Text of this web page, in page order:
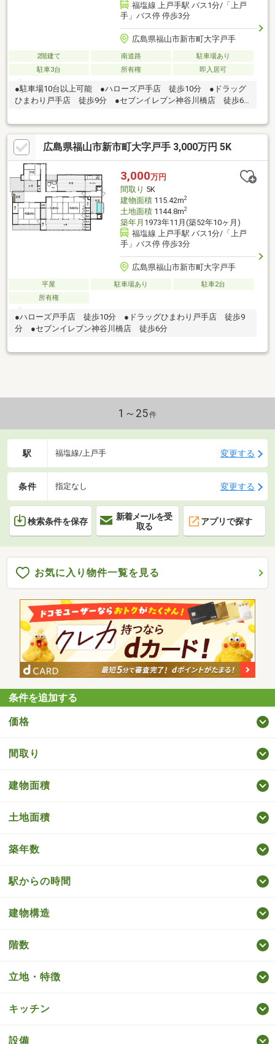
福塩線 上戸手駅 バス1分/「上戸
手」バス停 停歩3分
広島県福山市新市町大字戸手
2階建て 南道路
駐車場あり
駐車3台
所有権 即入居可
●駐車場10台以上可能 ●ハローズ戸手店 徒歩10分 ●ドラッグ
ひまわり戸手店 徒歩9分 ●セブンイレブン神谷川橋店 徒歩6
広島県福山市新市町大字戸手 3,000万円 5K
3,000万円
間取り 5K
建物面積115.42m2
土地面積1144.8m2
築年月 1973年11月(築52年10ヶ月)
福塩線 上戸手駅 バス1分/「上戸
手」バス停 停歩3分
広島県福山市新市町大字戸手
平屋 駐車場あり
駐車2台
所有権
●ハローズ戸手店 徒歩10分 ●ドラッグひまわり戸手店 徒歩9
分 ●セブンイレブン神谷川橋店 徒歩6分
1～25件
駅 福塩線/上戸手 変更する
条件 指定なし 変更する
検索条件を保存
新着メールを受
取る
アプリで探す
お気に入り物件一覧を見る
条件を追加する
価格
間取り
建物面積
土地面積
築年数
駅からの時間
建物構造
階数
立地・特徴
キッチン
設備